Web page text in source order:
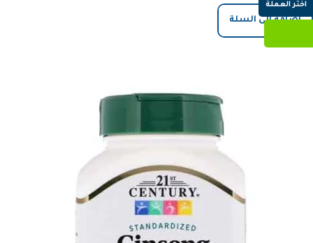
إضافة إلى السلة
اختر العملة